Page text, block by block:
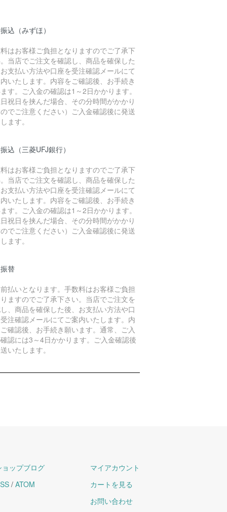
込（みずほ）
はお客様ご負担となりますのでご了承下
当店でご注文を確認し、商品を確保した
支払い方法や口座を受注確認メールにて
いたします。内容をご確認後、お手続き
す。ご入金の確認は1～2日かかります。
日祝日を挟んだ場合、その分時間がかかり
でご注意ください）ご入金確認後に発送
ます。
込（三菱UFJ銀行）
はお客様ご負担となりますのでご了承下
当店でご注文を確認し、商品を確保した
支払い方法や口座を受注確認メールにて
いたします。内容をご確認後、お手続き
す。ご入金の確認は1～2日かかります。
日祝日を挟んだ場合、その分時間がかかり
でご注意ください）ご入金確認後に発送
ます。
替
払いとなります。手数料はお客様ご負担
ますのでご了承下さい。当店でご注文を
、商品を確保した後、お支払い方法や口
注確認メールにてご案内いたします。内
確認後、お手続き願います。通常、ご入
認には3～4日かかります。ご入金確認後
いたします。
ョップブログ
/ ATOM
マイアカウント
カートを見る
お問い合わせ